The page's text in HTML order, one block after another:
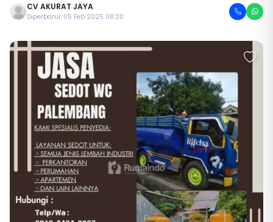
CV AKURAT JAYA
Diperbarui: 05 Feb 2025 08:20